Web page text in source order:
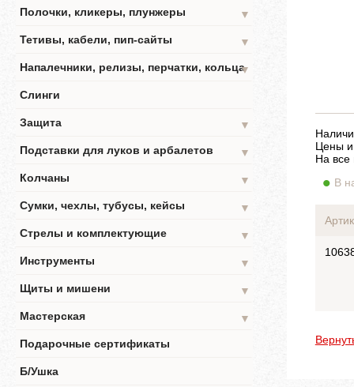
Полочки, кликеры, плунжеры
▼
Тетивы, кабели, пип-сайты
▼
Напалечники, релизы, перчатки, кольца▼
Слинги
Защита
▼
Подставки для луков и арбалетов
▼
Колчаны
▼
Сумки, чехлы, тубусы, кейсы
▼
Стрелы и комплектующие
▼
Инструменты
▼
Щиты и мишени
▼
Мастерская
▼
Подарочные сертификаты
Б/Ушка
Цены
На все
В